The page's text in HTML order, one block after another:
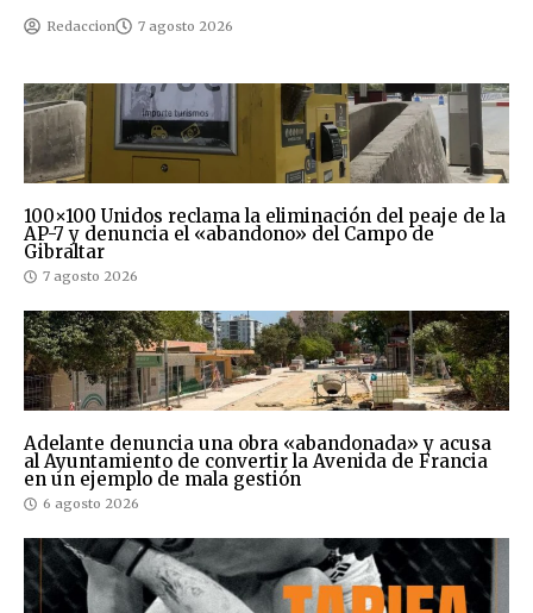
Redaccion 7 agosto 2026
100×100 Unidos reclama la eliminación del peaje de la
AP-7 y denuncia el «abandono» del Campo de
Gibraltar
7 agosto 2026
Adelante denuncia una obra «abandonada» y acusa
al Ayuntamiento de convertir la Avenida de Francia
en un ejemplo de mala gestión
6 agosto 2026